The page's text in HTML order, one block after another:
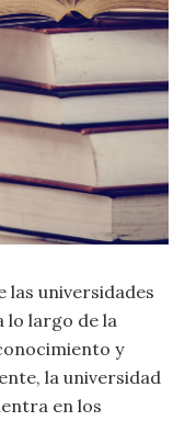
las universidades
lo largo de la
y
la universidad
en los